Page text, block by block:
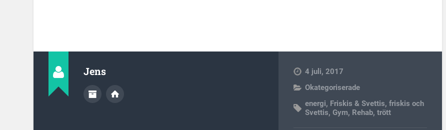
Jens
4 juli, 2017
Okategoriserade
energi, Friskis & Svettis,friskis och
Svettis,Gym, Rehab,trött